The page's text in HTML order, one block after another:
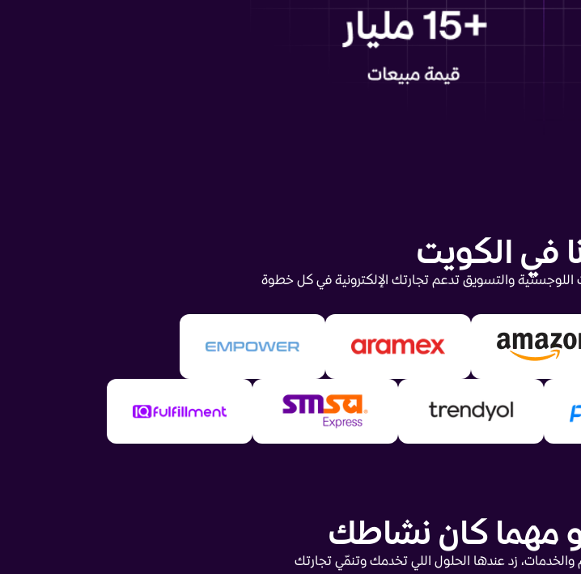
في الكويت
والتسويق تدعم تجارتك الإلكترونية في كل خطوة
مهما كان نشاطك
زد عندها الحلول اللي تخدمك وتنمّي تجارتك